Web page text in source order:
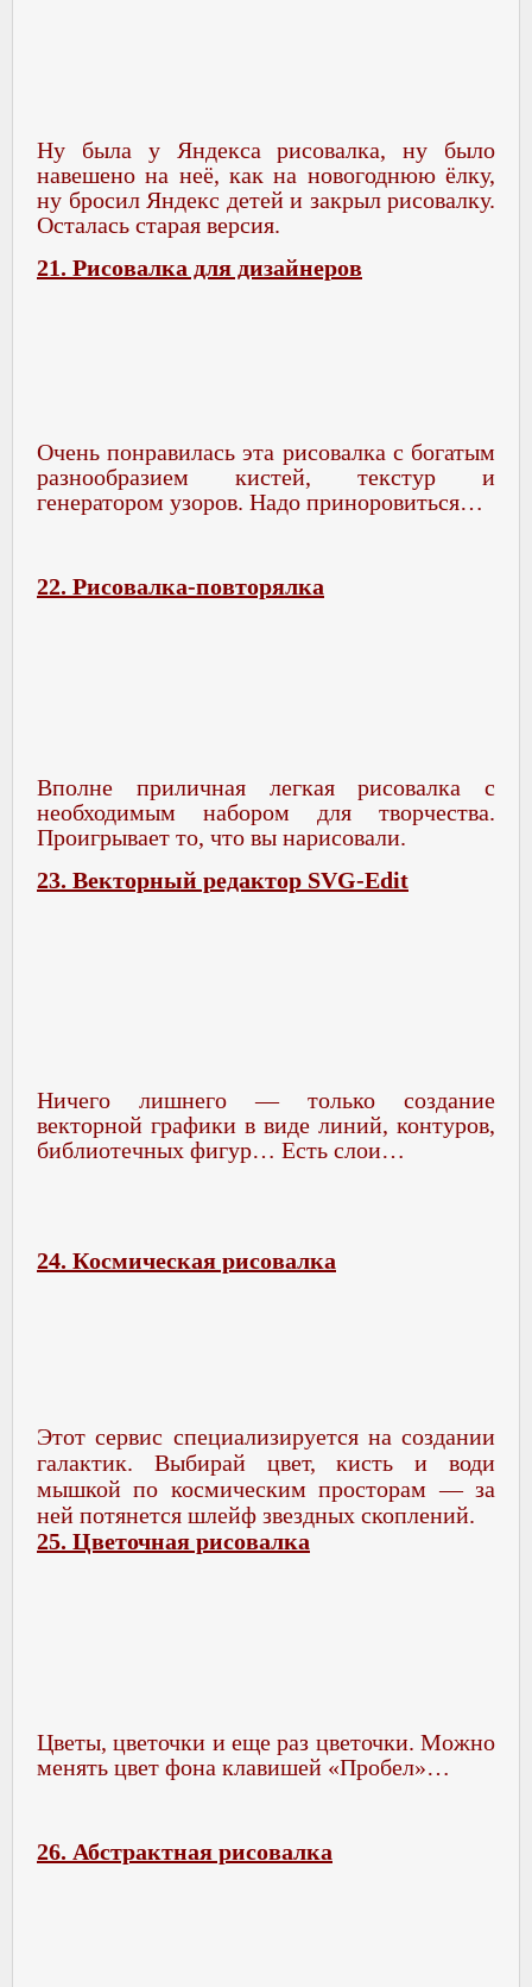
Ну была у Яндекса рисовалка, ну было
навешено на неё, как на новогоднюю ёлку,
ну бросил Яндекс детей и закрыл рисовалку.
Осталась старая версия.
21. Рисовалка для дизайнеров
Очень понравилась эта рисовалка с богатым
разнообразием кистей, текстур и
генератором узоров. Надо приноровиться…
22. Рисовалка-повторялка
Вполне приличная легкая рисовалка с
необходимым набором для творчества.
Проигрывает то, что вы нарисовали.
23. Векторный редактор SVG-Edit
Ничего лишнего — только создание
векторной графики в виде линий, контуров,
библиотечных фигур… Есть слои…
24. Космическая рисовалка
Этот сервис специализируется на создании
галактик. Выбирай цвет, кисть и води
мышкой по космическим просторам — за
ней потянется шлейф звездных скоплений.
25. Цветочная рисовалка
Цветы, цветочки и еще раз цветочки. Можно
менять цвет фона клавишей «Пробел»…
26. Абстрактная рисовалка